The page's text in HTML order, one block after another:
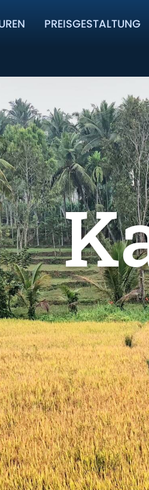
PREISGESTALTUNG